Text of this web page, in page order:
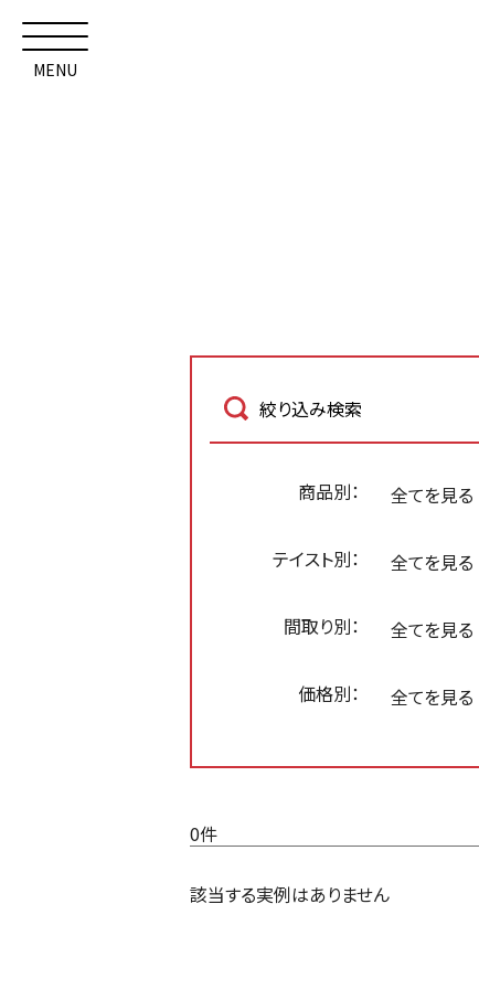
MENU
絞り込み検索
商品別： 全てを見る
テイスト別： 全てを見る
間取り別： 全てを見る
価格別： 全てを見る
0件
該当する実例はありません